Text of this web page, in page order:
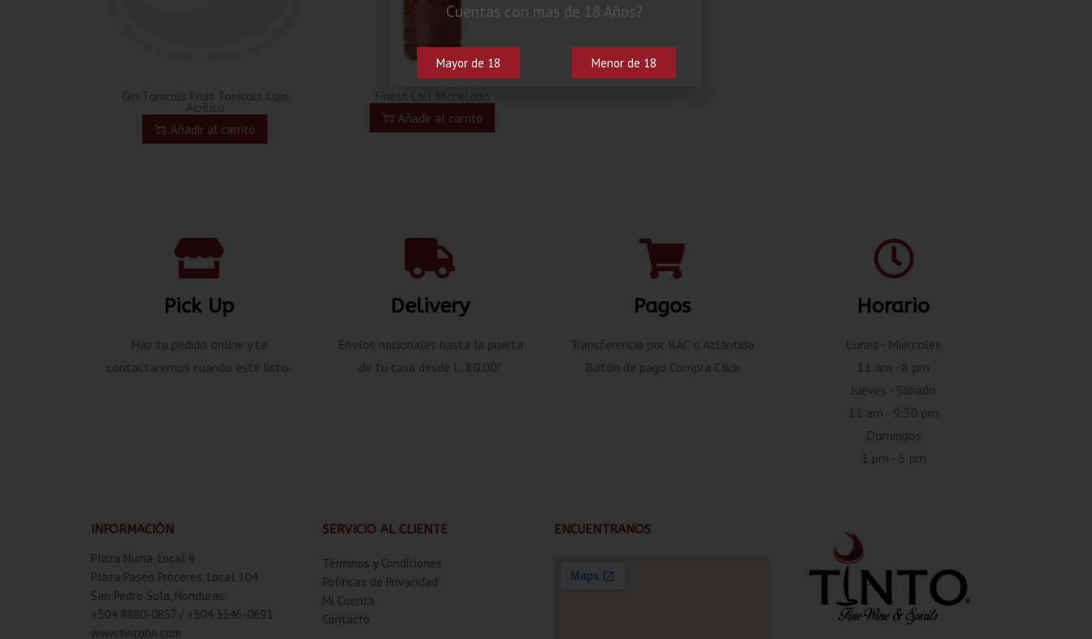
Añadir al carrito
Añadir al carrito
Pick Up
Haz tu pedido online y te
contactaremos cuando esté listo.
Delivery
Envíos nacionales hasta la puerta
de tu casa desde L. 80.00*
Pagos
Transferencia por BAC o Atlántida
Botón de pago Compra Click
Horario
Lunes - Miércoles
11 am - 8 pm
Jueves - Sábado
11 am - 9:30 pm
Domingos
1 pm - 5 pm
INFORMACIÓN
Plaza Numa, Local 9
Plaza Paseo Próceres, Local 104
San Pedro Sula, Honduras
+504 8880-0857 / +504 3346-0691
www.tintohn.com
SERVICIO AL CLIENTE
Términos y Condiciones
Politicas de Privacidad
Mi Cuenta
Contacto
ENCUENTRANOS
Cuentas con mas de 18 Años?
Mayor de 18 Menor de 18